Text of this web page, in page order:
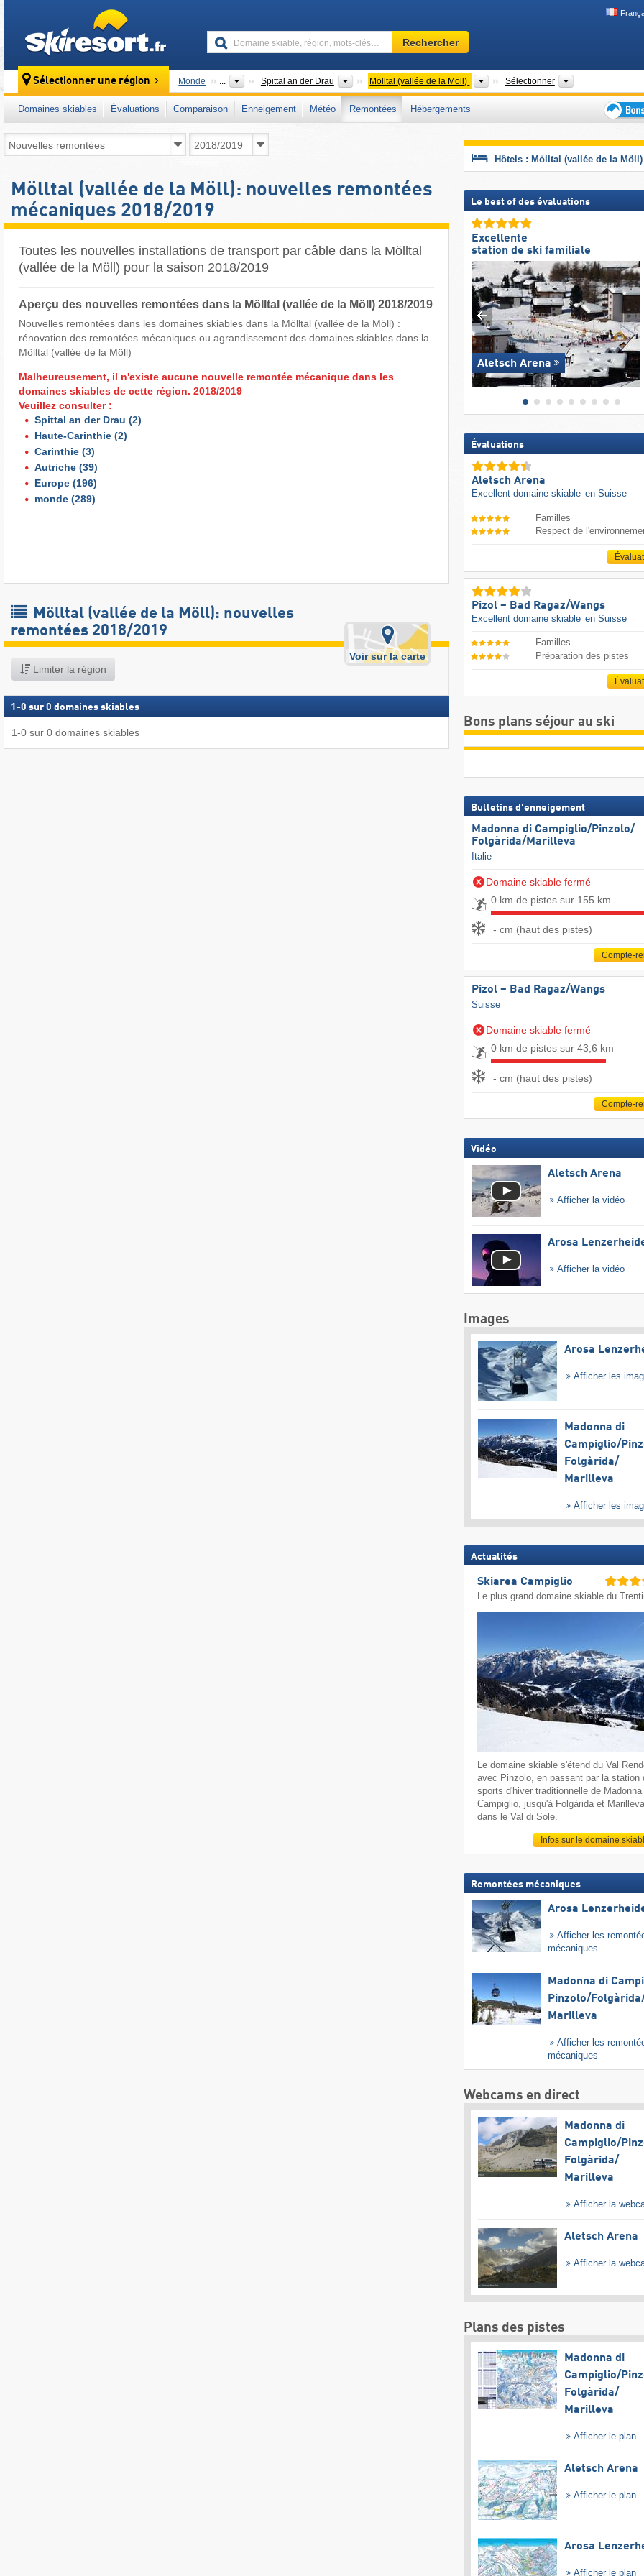
Domaine
skiable,
mots-
clés…
Rechercher
Sélectionner une région Monde ... Spittal an der Drau Districts
Mölltal (vallée de la Möll) ValléesSélectionner Région
Domaines skiables Évaluations Comparaison Enneigement Météo Remontées
Hébergements
plans
séjour
Mölltal (vallée de la Möll): nouvelles remontées
mécaniques 2018/2019
Toutes les nouvelles installations de transport par câble dans la Mölltal
(vallée de la Möll) pour la saison 2018/2019
Aperçu des nouvelles remontées dans la Mölltal (vallée de la Möll) 2018/2019
Nouvelles remontées dans les domaines skiables dans la Mölltal (vallée de la Möll) :
rénovation des remontées mécaniques ou agrandissement des domaines skiables dans la
Mölltal (vallée de la Möll)
Malheureusement, il n'existe aucune nouvelle remontée mécanique dans les
domaines skiables de cette région. 2018/2019
Veuillez consulter :
Spittal an der Drau (2)
Haute-Carinthie (2)
Carinthie (3)
Autriche (39)
Europe (196)
monde (289)
Mölltal (vallée de la Möll): nouvelles
remontées 2018/2019
Limiter la région
Voir sur la carte
1 -0 sur0 domaines skiables
1-0 sur 0 domaines skiables
Hôtels : Mölltal (vallée de la Möll)
Le best of des évaluations
Excellente
station de ski familiale
Aletsch Arena
Évaluations
Aletsch Arena
Excellent domaine skiable en Suisse
Familles
Respect de
Pizol – Bad Ragaz/​Wangs
Excellent domaine skiable en Suisse
Familles
Préparation des pistes
Bons plans séjour au ski
Bulletins d'enneigement
Madonna di Campiglio/​Pinzolo/​
Folgàrida/​Marilleva
Italie
Domaine skiable fermé
0 km de pistes sur 155 km
- cm (haut des pistes)
Compte-
Pizol – Bad Ragaz/​Wangs
Suisse
Domaine skiable fermé
0 km de pistes sur 43,6 km
- cm (haut des pistes)
Compte-
Vidéo
Aletsch Arena
Afficher la vidéo
Arosa
Afficher la vidéo
Images
Arosa
Afficher les
Madonna di
Campiglio/​
Folgàrida/​
Marilleva
Afficher les
Actualités
Skiarea Campiglio
Le plus grand domaine skiable du
Le domaine skiable s'étend du Val
avec Pinzolo, en passant par la station
sports d'hiver traditionnelle de Madonna
Campiglio, jusqu'à Folgàrida et
dans le Val di Sole.
Infos sur le domaine
Remontées mécaniques
Arosa
Afficher les
mécaniques
Madonna di
Pinzolo/​
Marilleva
Afficher les
mécaniques
Webcams en direct
Madonna di
Campiglio/​
Folgàrida/​
Marilleva
Afficher la
Aletsch Arena
Afficher la
Plans des pistes
Madonna di
Campiglio/​
Folgàrida/​
Marilleva
Afficher le plan
Aletsch Arena
Afficher le plan
Arosa
Afficher le plan